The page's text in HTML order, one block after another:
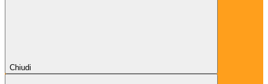
Chiudi